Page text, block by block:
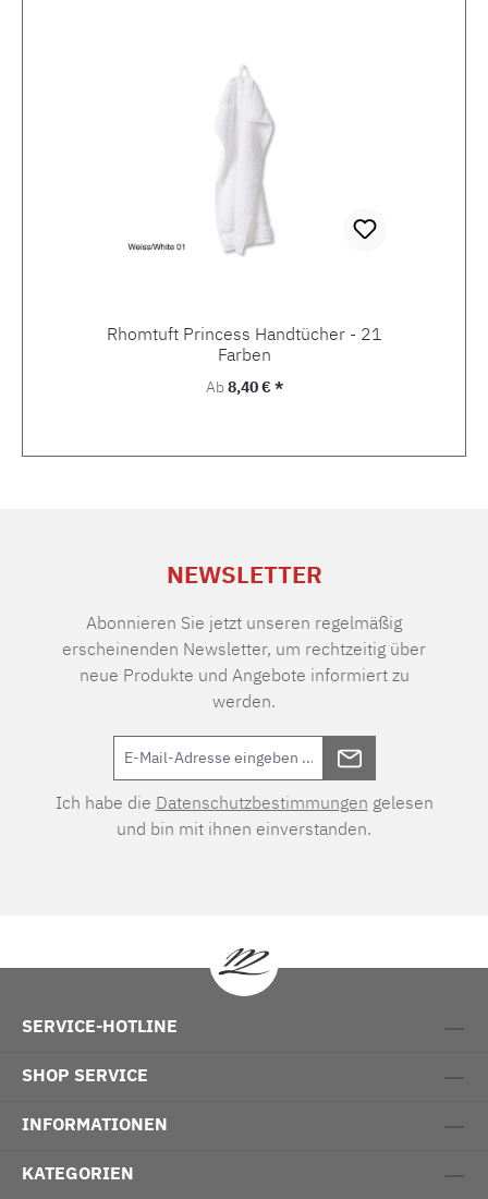
Rhomtuft Princess Handtücher - 21
Farben
Regulärer Preis:
Ab8,40 € *
NEWSLETTER
Abonnieren Sie jetzt unseren regelmäßig
erscheinenden Newsletter, um rechtzeitig über
neue Produkte und Angebote informiert zu
werden.
Ich habe die Datenschutzbestimmungen gelesen
und bin mit ihnen einverstanden.
SERVICE-HOTLINE
SHOP SERVICE
INFORMATIONEN
KATEGORIEN